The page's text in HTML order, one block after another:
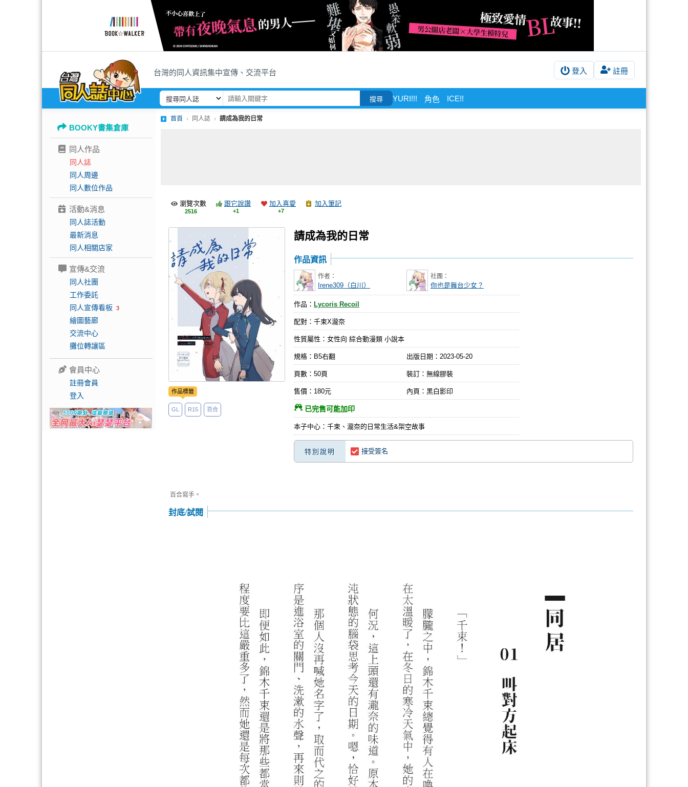
台灣的同人資訊集中宣傳、交流平台 登入 註冊
搜尋 YURI!!! 角色 ICE!!
BOOKY書集倉庫
同人作品
同人誌
同人周邊
同人數位作品
活動&消息
同人誌活動
最新消息
同人相關店家
宣傳&交流
同人社團
工作委託
同人宣傳看板 3
繪圖藝廊
交流中心
攤位轉讓區
會員中心
註冊會員
登入
首頁 同人誌 請成為我的日常
瀏覽次數
2516
跟它說讚
+1
加入喜愛
+7
加入筆記
請成為我的日常
作品標籤
GL R15 百合
作品資訊
作者：
Irene309（白川）
社團：
你也是舞台少女？
作品： Lycoris Recoil
配對：千束X瀧奈
性質屬性：女性向 綜合動漫類 小說本
規格：B5右翻 出版日期： 2023-05-20
頁數：50頁 裝訂：無線膠裝
售價：180元 內頁：黑白影印
已完售可能加印
本子中心：千束、瀧奈的日常生活&架空故事
特別說明 接受簽名
百合寫手。
封底/試閱